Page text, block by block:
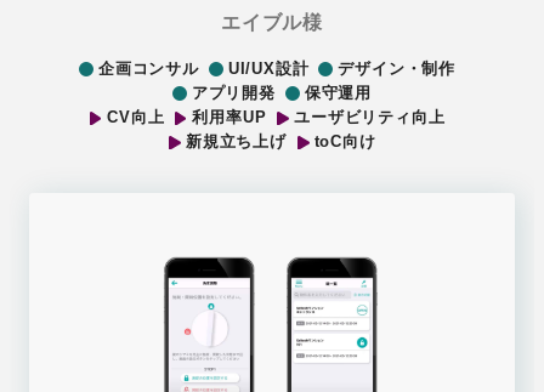
エイブル様
企画コンサル UI/UX設計
デザイン・制作
アプリ開発
保守運用
CV向上
利用率UP
ユーザビリティ向上
新規立ち上げ
toC向け